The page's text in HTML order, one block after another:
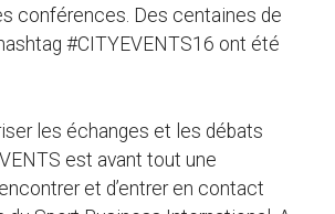
conférences. Des centaines de
#CITYEVENTS16 ont été
les échanges et les débats
est avant tout une
et d’entrer en contact